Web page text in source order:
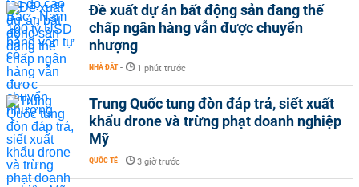
Đề xuất dự án bất động sản đang thế
chấp ngân hàng vẫn được chuyển
nhượng
NHÀ ĐẤT - 1 phút trước
Trung Quốc tung đòn đáp trả, siết xuất
khẩu drone và trừng phạt doanh nghiệp
Mỹ
QUỐC TẾ - 3 giờ trước